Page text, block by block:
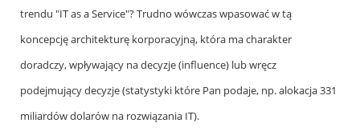
to
by
Andrzej
Sobczak
trendu "IT as a Service"? Trudno wówczas wpasować w tą
koncepcję architekturę korporacyjną, która ma charakter
doradczy, wpływający na decyzje (influence) lub wręcz
podejmujący decyzje (statystyki które Pan podaje, np. alokacja 331
miliardów dolarów na rozwiązania IT).